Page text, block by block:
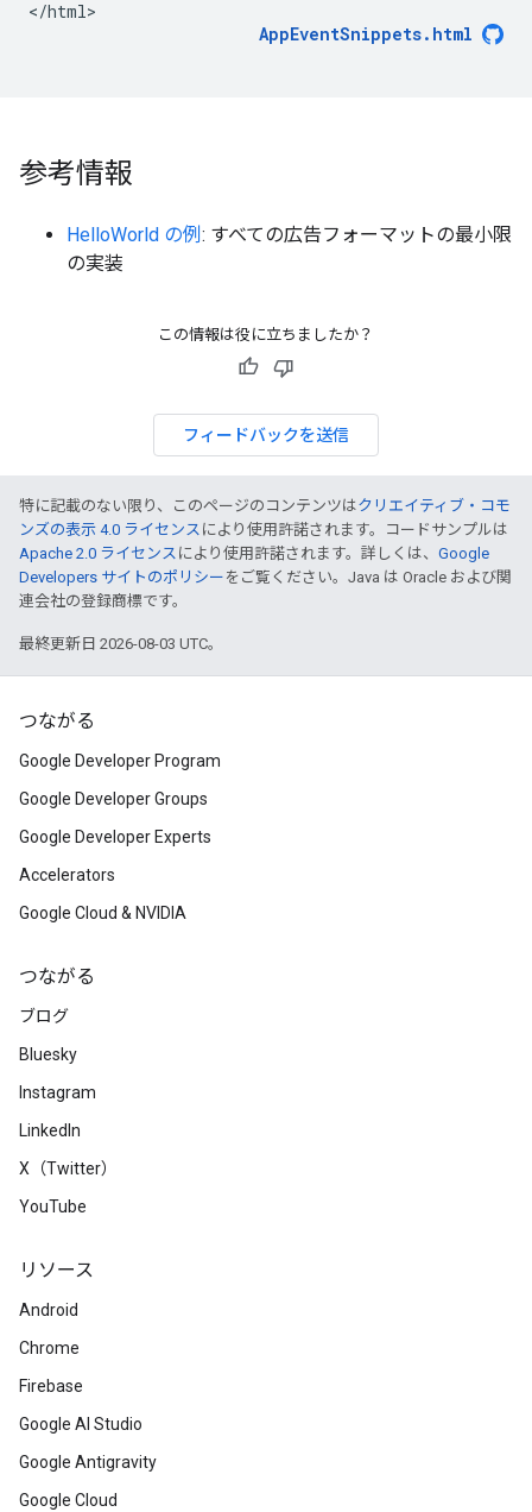
AppEventSnippets.html
参考情報
HelloWorld の例 : すべての広告フォーマットの最小限
の実装
この情報は役に立ちましたか？
フィードバックを送信
特に記載のない限り、このページのコンテンツはクリエイティブ・コモ
ンズの表示 4.0 ライセンス により使用許諾されます。コードサンプルは
Apache 2.0 ライセンス により使用許諾されます。詳しくは、 Google
Developers サイトのポリシー をご覧ください。Java は Oracle および関
連会社の登録商標です。
最終更新日 2026-08-03 UTC。
つながる
Google Developer Program
Google Developer Groups
Google Developer Experts
Accelerators
Google Cloud & NVIDIA
つながる
ブログ
Bluesky
Instagram
LinkedIn
X（Twitter）
YouTube
リソース
Android
Chrome
Firebase
Google AI Studio
Google Antigravity
Google Cloud